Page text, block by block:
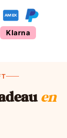
Klarna
en